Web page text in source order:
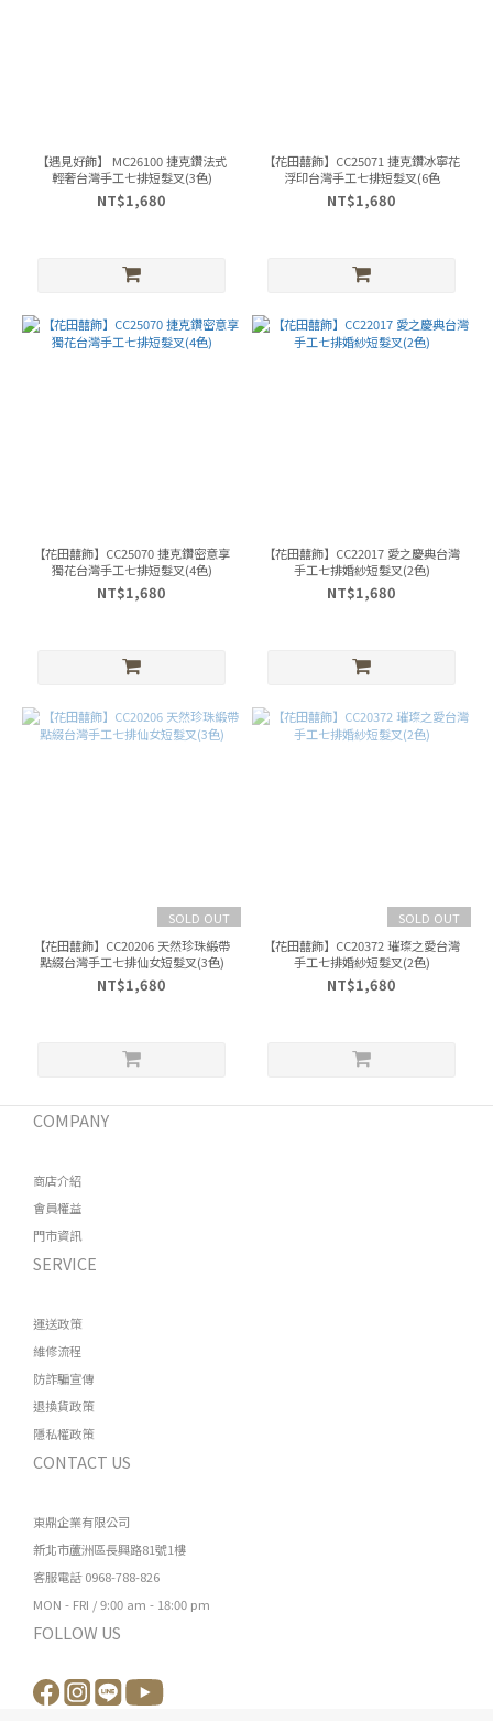
【遇見好飾】 MC26100 捷克鑽法式
輕奢台灣手工七排短髮叉(3色)
NT$1,680
【花田囍飾】CC25071 捷克鑽冰寧花
浮印台灣手工七排短髮叉(6色
NT$1,680
【花田囍飾】CC25070 捷克鑽密意享
獨花台灣手工七排短髮叉(4色)
NT$1,680
【花田囍飾】CC22017 愛之慶典台灣
手工七排婚紗短髮叉(2色)
NT$1,680
SOLD OUT
【花田囍飾】CC20206 天然珍珠緞帶
點綴台灣手工七排仙女短髮叉(3色)
NT$1,680
SOLD OUT
【花田囍飾】CC20372 璀璨之愛台灣
手工七排婚紗短髮叉(2色)
NT$1,680
COMPANY
商店介紹
會員權益
門市資訊
SERVICE
運送政策
維修流程
防詐騙宣傳
退換貨政策
隱私權政策
CONTACT US
東鼎企業有限公司
新北市蘆洲區長興路81號1樓
客服電話 0968-788-826
MON - FRI / 9:00 am - 18:00 pm
FOLLOW US